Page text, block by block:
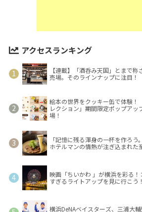
アクセスランキング
【連載】「酒呑み天国」とまで
売場。そのラインナップに注目！
絵本の世界をクッキー缶で体験！
レクション」期間限定ポップア
場！
「記憶に残る渾身の一杯を作ろ
ホテルマンの情熱が注ぎ込まれた
映画「ちいかわ 」が横浜を彩る
すぎるライトアップを見に行こう！
横浜DeNAベイスターズ、三浦大